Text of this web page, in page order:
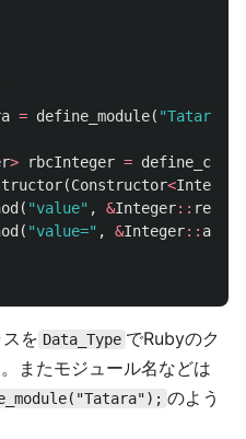
= define_module( "Tatara"
> rbcInteger =
(Constructor<Integer
( "value" , &Integer::
( "value=" , &Integer::
を Data_Type でRubyのク
またモジュール名などは
のよう